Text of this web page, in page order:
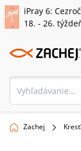
iPray 6:
18. - 26.
Zachej